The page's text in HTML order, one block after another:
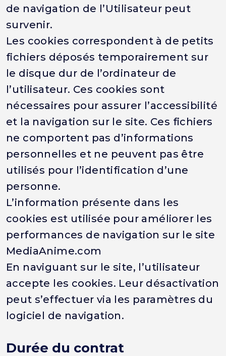
de navigation de l’Utilisateur peut
survenir.
Les cookies correspondent à de petits
fichiers déposés temporairement sur
le disque dur de l’ordinateur de
l’utilisateur. Ces cookies sont
nécessaires pour assurer l’accessibilité
et la navigation sur le site. Ces fichiers
ne comportent pas d’informations
personnelles et ne peuvent pas être
utilisés pour l’identification d’une
personne.
L’information présente dans les
cookies est utilisée pour améliorer les
performances de navigation sur le site
MediaAnime.com
En naviguant sur le site, l’utilisateur
accepte les cookies. Leur désactivation
peut s’effectuer via les paramètres du
logiciel de navigation.
Durée du contrat